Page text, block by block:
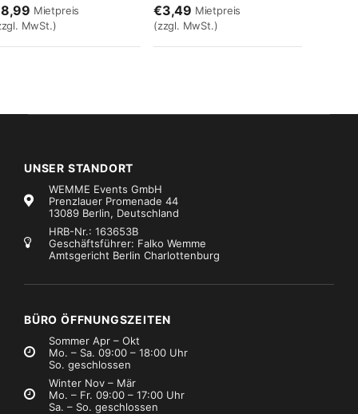
Mietpreis
MwSt.)
€3,49 Mietpreis
(zzgl. MwSt.)
Aufhängungen Marke: K&M
MwSt.)
Stative, Aufhängungen
(zzgl. MwSt.)
UNSER STANDORT
WEMME Events GmbH
Prenzlauer Promenade 44
13089 Berlin, Deutschland
HRB-Nr.: 163653B
Geschäftsführer: Falko Wemme
Amtsgericht Berlin Charlottenburg
BÜRO ÖFFNUNGSZEITEN
Sommer Apr – Okt
Mo. – Sa. 09:00 – 18:00 Uhr
So. geschlossen
Winter Nov – Mär
Mo. – Fr. 09:00 – 17:00 Uhr
Sa. – So. geschlossen